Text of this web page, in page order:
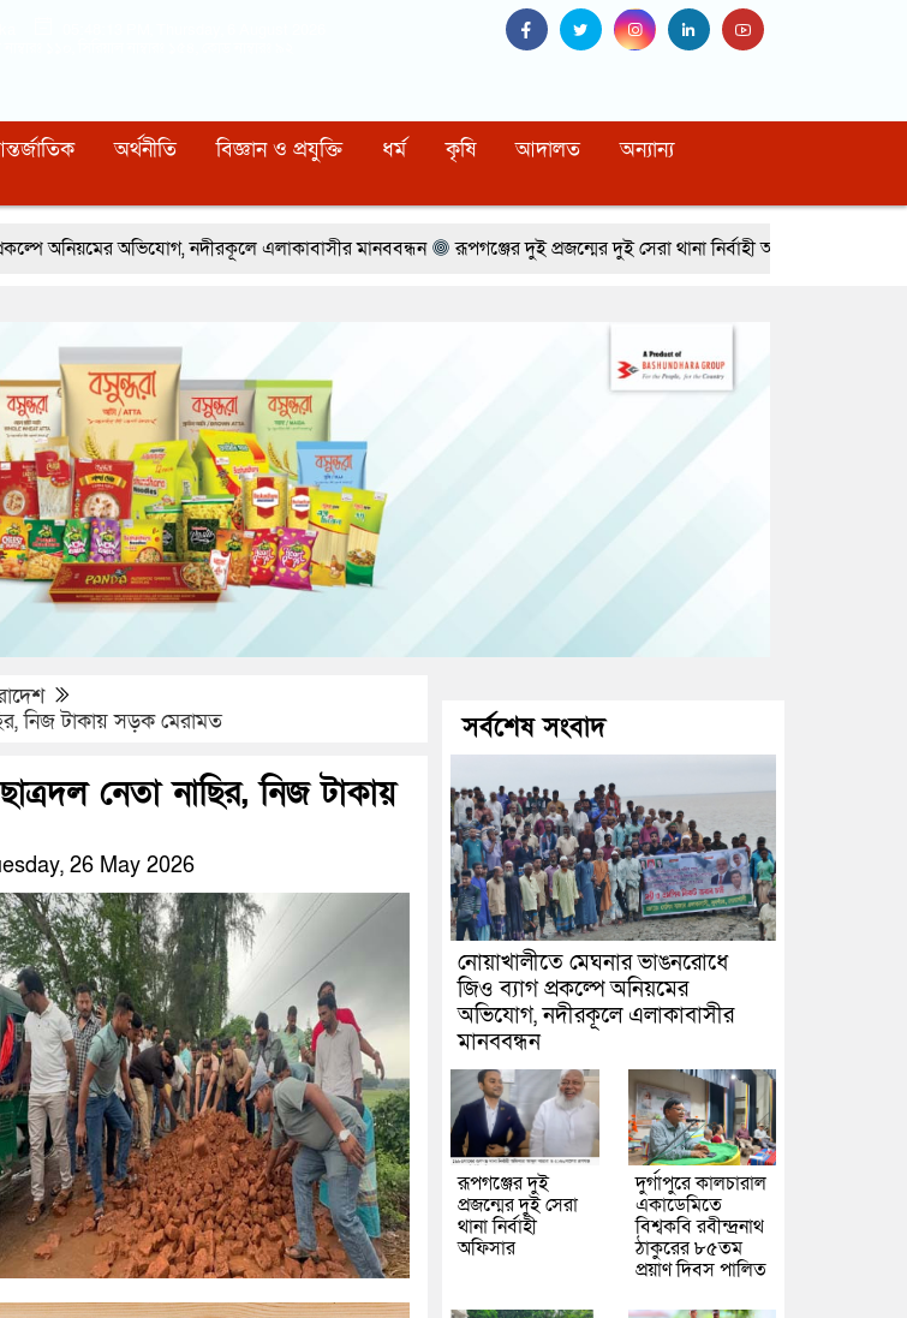
অর্থনীতি বিজ্ঞান ও প্রযুক্তি ধর্ম কৃষি আদালত অন্যান্য
নদীরকূলে এলাকাবাসীর মানববন্ধন রূপগঞ্জের দুই প্রজন্মের দুই সেরা থানা নির্বাহী অফিসার দুর্গাপুরে কালচারাল
নিজ টাকায় সড়ক মেরামত
নেতা নাছির, নিজ টাকায়
26 May 2026
সর্বশেষ সংবাদ
নোয়াখালীতে মেঘনার ভাঙনরোধে
জিও ব্যাগ প্রকল্পে অনিয়মের
অভিযোগ, নদীরকূলে এলাকাবাসীর
মানববন্ধন
রূপগঞ্জের দুই
প্রজন্মের দুই সেরা
থানা নির্বাহী
অফিসার
দুর্গাপুরে কালচারাল
একাডেমিতে
বিশ্বকবি রবীন্দ্রনাথ
ঠাকুরের ৮৫তম
প্রয়াণ দিবস পালিত